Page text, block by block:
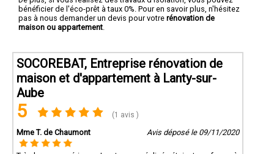
bénéficier de l'éco-prêt à taux 0%. Pour en savoir plus, n'hésitez
pas à nous demander un devis pour votre rénovation de
maison ou appartement
SOCOREBAT, Entreprise rénovation de
maison et d'appartement à Lanty-sur-
Aube
5 (1 avis )
Mme T. de Chaumont Avis déposé le 09/11/2020